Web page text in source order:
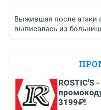
Выжившая после атаки
выписалась из
ROSTIC'S
3199₽!